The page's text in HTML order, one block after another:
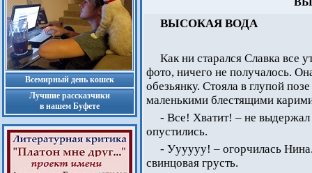
Всемирный день кошек
Лучшие рассказчики
в нашем Буфете
ВЫСОКАЯ ВОДА
Как ни старался Славка все
фото, ничего не получалось.
обезьянку. Стояла в глупой
маленькими блестящими
- Все! Хватит! – не
опустились.
- Уууууу! – огорчилась
свинцовая грусть.